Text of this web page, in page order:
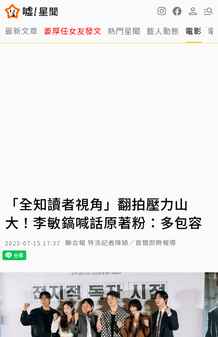
最新文章 姜厚任女友發文 熱門星聞 藝人動態 電影
「全知讀者視角」翻拍壓力山
大！李敏鎬喊話原著粉：多包容
2025-07-15 17:37 聯合報 特派記者陳穎／首爾即時報導